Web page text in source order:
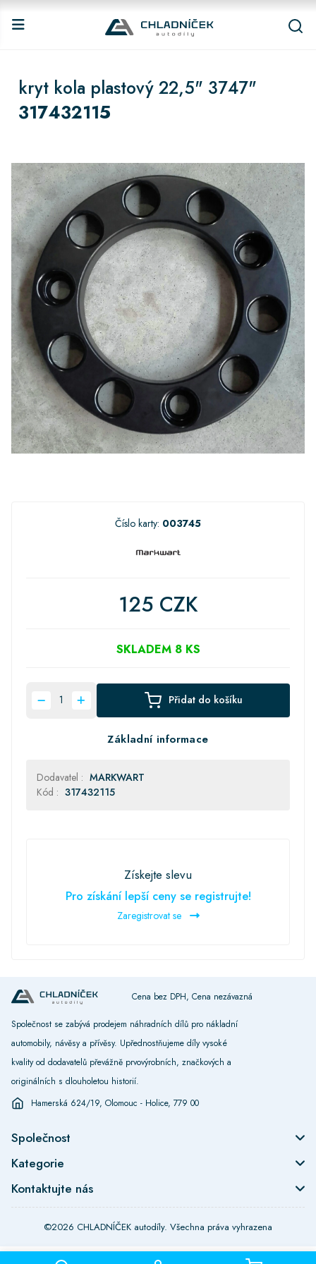
kryt kola plastový 22,5" 3747"
317432115
Číslo karty: 003745
125 CZK
SKLADEM 8 KS
Přidat do košíku
Základní informace
Dodavatel : MARKWART
Kód : 317432115
Získejte slevu
Pro získání lepší ceny se registrujte!
Zaregistrovat se
Cena bez DPH, Cena nezávazná
Společnost se zabývá prodejem náhradních dílů pro nákladní
automobily, návěsy a přívěsy. Upřednostňujeme díly vysoké
kvality od dodavatelů převážně prvovýrobních, značkových a
originálních s dlouholetou historií.
Hamerská 624/19, Olomouc - Holice, 779 00
Společnost
Kategorie
Kontaktujte nás
©2026 CHLADNÍČEK autodíly. Všechna práva vyhrazena